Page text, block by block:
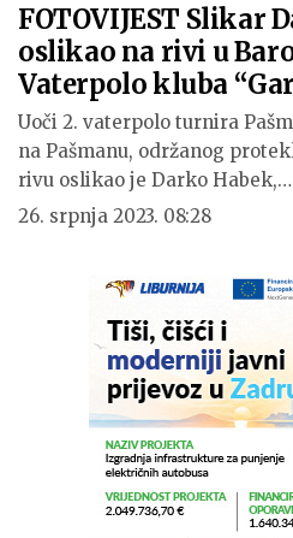
FOTOVIJEST Slikar
oslikao na rivi u
Vaterpolo kluba
Uoči 2. vaterpolo turnira
na Pašmanu, održanog
rivu oslikao je Darko Habek,…
26. srpnja 2023. 08:28